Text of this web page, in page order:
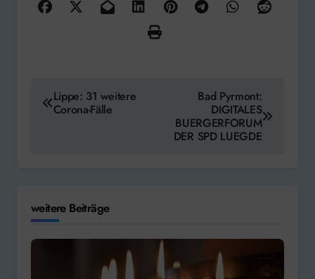
Lippe: 31 weitere
Corona-Fälle
Bad Pyrmont:
DIGITALES
BUERGERFORUM
DER SPD LUEGDE
weitere Beiträge